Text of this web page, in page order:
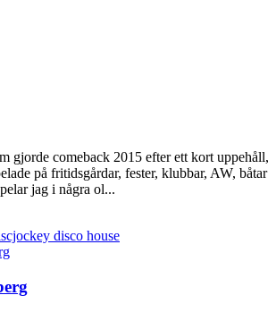
gjorde comeback 2015 efter ett kort uppehåll,
på fritidsgårdar, fester, klubbar, AW, båtar
jag i några ol...
disco house